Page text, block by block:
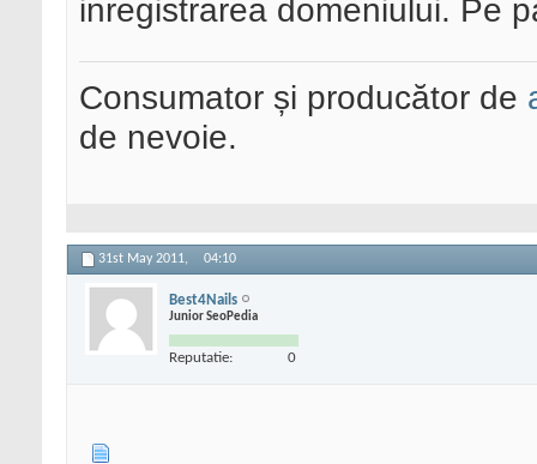
inregistrarea domeniului. Pe
Consumator și producător de
de nevoie.
31st May 2011, 04:10
Best4Nails
Junior SeoPedia
Reputatie: 0